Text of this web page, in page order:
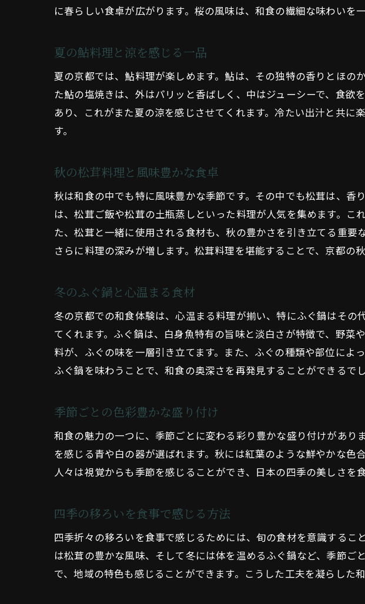
冬の贅沢を楽し
冬の山海の
雪景色と共に
冬ならでは
に春らしい食卓が広がります。桜の風味は、和食の繊細な味わいを
夏の鮎料理と涼を感じる一品
夏の京都では、鮎料理が楽しめます。鮎は、その独特の香りとほ
た鮎の塩焼きは、外はパリッと香ばしく、中はジューシーで、食
あり、これがまた夏の涼を感じさせてくれます。冷たい出汁と共
す。
秋の松茸料理と風味豊かな食卓
秋は和食の中でも特に風味豊かな季節です。その中でも松茸は、
は、松茸ご飯や松茸の土瓶蒸しといった料理が人気を集めます。
た、松茸と一緒に使用される食材も、秋の豊かさを引き立てる重要
さらに料理の深みが増します。松茸料理を堪能することで、京都の
冬のふぐ鍋と心温まる食材
冬の京都での和食体験は、心温まる料理が揃い、特にふぐ鍋はそ
てくれます。ふぐ鍋は、白身魚特有の旨味と淡白さが特徴で、野
料が、ふぐの味を一層引き立てます。また、ふぐの種類や部位によ
ふぐ鍋を味わうことで、和食の奥深さを再発見することができるでし
季節ごとの色彩豊かな盛り付け
和食の魅力の一つに、季節ごとに変わる彩り豊かな盛り付けがあ
を感じる青や白の器が選ばれます。秋には紅葉のような鮮やかな
人々は視覚からも季節を感じることができ、日本の四季の美しさを
四季の移ろいを食事で感じる方法
四季折々の移ろいを食事で感じるためには、旬の食材を意識する
は松茸の豊かな風味、そして冬には体を温めるふぐ鍋など、季節
で、地域の特色も感じることができます。こうした工夫を凝らした